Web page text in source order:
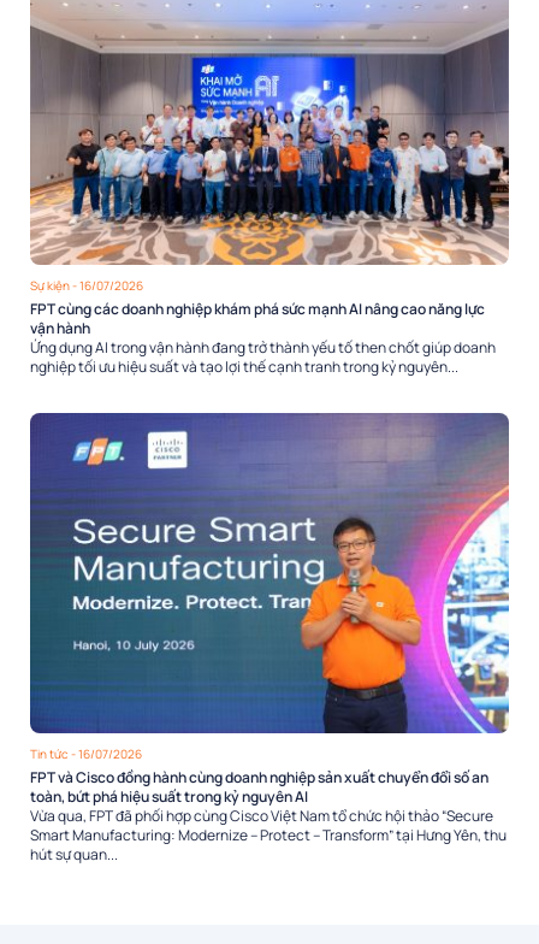
Sự kiện- 16/07/2026
FPT cùng các doanh nghiệp khám phá sức mạnh AI nâng cao năng lực
vận hành
Ứng dụng AI trong vận hành đang trở thành yếu tố then chốt giúp doanh
nghiệp tối ưu hiệu suất và tạo lợi thế cạnh tranh trong kỷ nguyên...
Tin tức - 16/07/2026
FPT và Cisco đồng hành cùng doanh nghiệp sản xuất chuyển đổi số an
toàn, bứt phá hiệu suất trong kỷ nguyên AI
Vừa qua, FPT đã phối hợp cùng Cisco Việt Nam tổ chức hội thảo “Secure
Smart Manufacturing: Modernize – Protect – Transform” tại Hưng Yên, thu
hút sự quan...